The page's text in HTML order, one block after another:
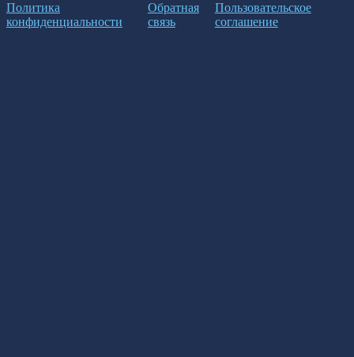
Политика
конфиденциальности
Обратная
связь
Пользовательское
соглашение